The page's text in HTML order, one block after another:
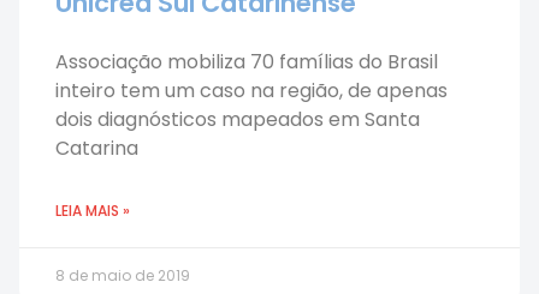
Associação mobiliza 70 famílias do Brasil
inteiro tem um caso na região, de apenas
dois diagnósticos mapeados em Santa
Catarina
LEIA MAIS »
8 de maio de 2019